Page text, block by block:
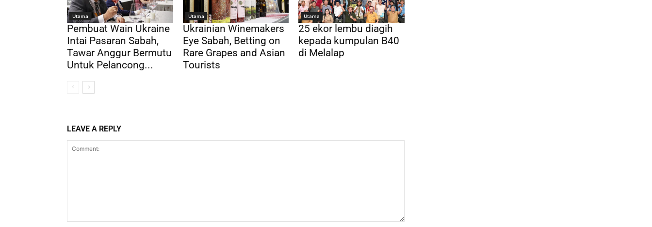
Utama
Pembuat Wain Ukraine
Intai Pasaran Sabah,
Tawar Anggur Bermutu
Untuk Pelancong...
Utama
Ukrainian Winemakers
Eye Sabah, Betting on
Rare Grapes and Asian
Tourists
Utama
25 ekor lembu diagih
kepada kumpulan B40
di Melalap
LEAVE A REPLY